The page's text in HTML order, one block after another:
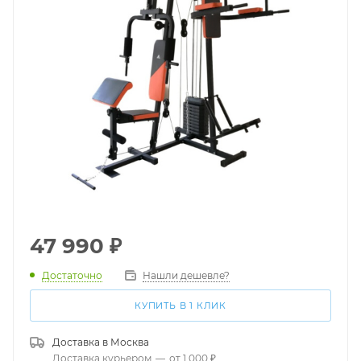
47 990 ₽
Достаточно Нашли дешевле?
КУПИТЬ В 1 КЛИК
Доставка в Москва
Доставка курьером — от 1 000 ₽